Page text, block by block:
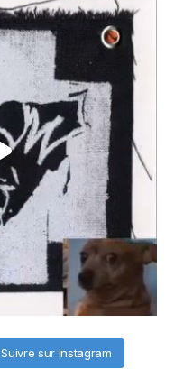
Suivre sur Instagram